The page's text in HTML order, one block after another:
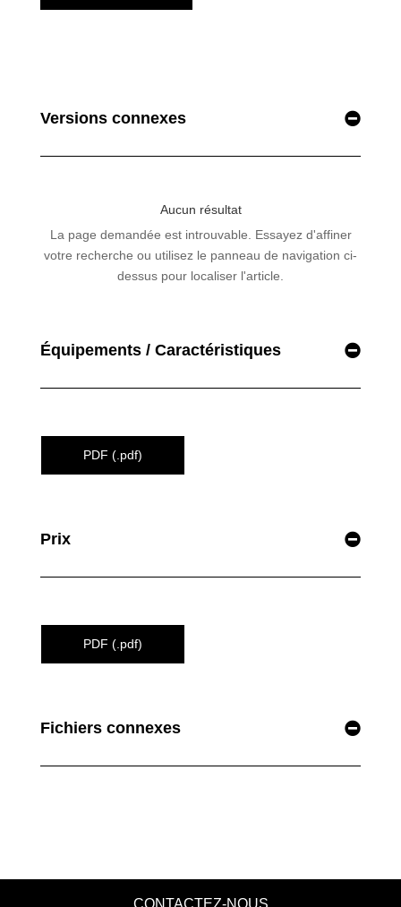
Versions connexes
Équipements / Caractéristiques
PDF (.pdf)
Prix
PDF (.pdf)
Fichiers connexes
CONTACTEZ-NOUS